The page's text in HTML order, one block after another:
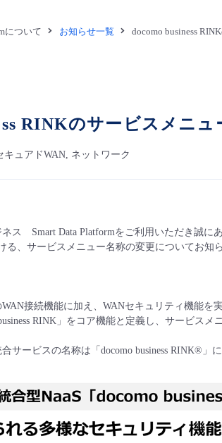
について お知らせ一覧 docomo business
RINKのサービスメニュ
キュアドWAN, ネットワーク
ス Smart Data Platformをご利用いただき誠に
る、サービスメニュー名称の変更についてお知
接続機能に加え、WANセキュリティ機能を
RINK」をコア機能と定義し、サービスメ
サービスの名称は「docomo business RINK®」